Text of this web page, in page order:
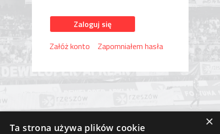
Zaloguj się
Załóż konto
Zapomniałem hasła
×
Ta strona używa plików cookie